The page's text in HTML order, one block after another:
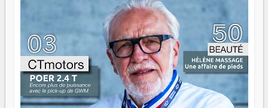
gouvernail, mais pour montrer où sont les récifs. Les jeunes
ont la force, les vieux ont l'expérience, comme on dit. Ce
n'est pas un combat de générations — c'est une question
d'équipage. Partagez vos réussites, mais aussi vos échecs.
Surtout vos échecs, d'ailleurs — ils enseignent mieux que
n'importe quel manuel. À Madagascar, la barque avance.
Il faut juste s'assurer que tout le monde rame dans le
même sens.